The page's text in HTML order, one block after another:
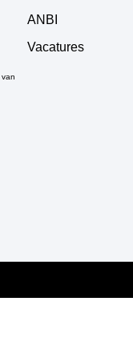
ANBI
Vacatures